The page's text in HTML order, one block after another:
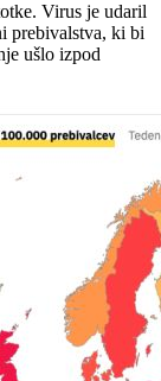
Virus je udaril
prebivalstva, ki bi
ušlo izpod